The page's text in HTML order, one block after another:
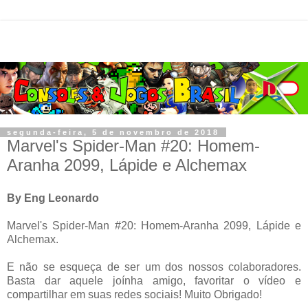
segunda-feira, 5 de novembro de 2018
Marvel's Spider-Man #20: Homem-
Aranha 2099, Lápide e Alchemax
By Eng Leonardo
Marvel's Spider-Man #20: Homem-Aranha 2099, Lápide e
Alchemax.
E não se esqueça de ser um dos nossos colaboradores.
Basta dar aquele joínha amigo, favoritar o vídeo e
compartilhar em suas redes sociais! Muito Obrigado!